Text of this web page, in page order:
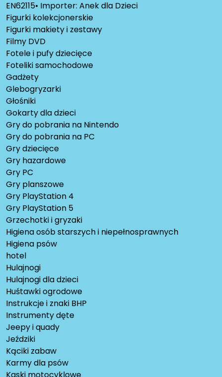
EN62115• Importer: Anek dla Dzieci
Figurki kolekcjonerskie
Figurki makiety i zestawy
Filmy DVD
Fotele i pufy dziecięce
Foteliki samochodowe
Gadżety
Glebogryzarki
Głośniki
Gokarty dla dzieci
Gry do pobrania na Nintendo
Gry do pobrania na PC
Gry dziecięce
Gry hazardowe
Gry PC
Gry planszowe
Gry PlayStation 4
Gry PlayStation 5
Grzechotki i gryzaki
Higiena osób starszych i niepełnosprawnych
Higiena psów
hotel
Hulajnogi
Hulajnogi dla dzieci
Huśtawki ogrodowe
Instrukcje i znaki BHP
Instrumenty dęte
Jeepy i quady
Jeździki
Kąciki zabaw
Karmy dla psów